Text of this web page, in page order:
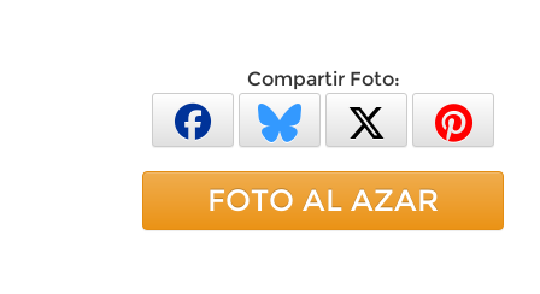
Compartir Foto:
FOTO AL AZAR